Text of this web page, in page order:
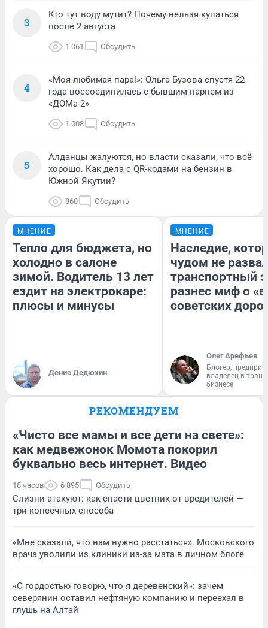
3
Кто тут воду мутит? Почему нельзя купаться
после 2 августа
1 061 Обсудить
4
«Моя любимая пара!»: Ольга Бузова спустя 22
года воссоединилась с бывшим парнем из
«ДОМа-2»
1 008 Обсудить
5
Алданцы жалуются, но власти сказали, что всё
хорошо. Как дела с QR-кодами на бензин в
Южной Якутии?
860 Обсудить
МНЕНИЕ
Тепло для бюджета, но
холодно в салоне
зимой. Водитель 13 лет
ездит на электрокаре:
плюсы и минусы
Денис Дедюхин
МНЕНИЕ
Наследие,
чудом не
транспортный
разнес миф о
советских
Олег Арефьев
Блогер,
владелец в
бизнесе
РЕКОМЕНДУЕМ
«Чисто все мамы и все дети на свете»:
как медвежонок Момота покорил
буквально весь интернет. Видео
18 часов 6 895 Обсудить
Слизни атакуют: как спасти цветник от вредителей —
три копеечных способа
«Мне сказали, что нам нужно расстаться». Московского
врача уволили из клиники из-за мата в личном блоге
«С гордостью говорю, что я деревенский»: зачем
северянин оставил нефтяную компанию и переехал в
глушь на Алтай